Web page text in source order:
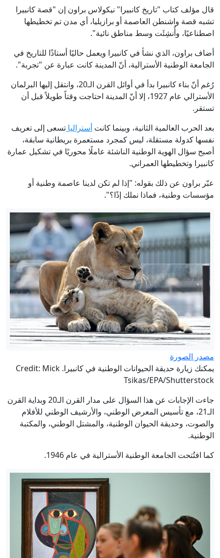
قال مؤلف كتاب "تاريخ كانبيرا" نيكولاس براون إن "قصة كانبيرا
تشبه قصة واشنطن العاصمة أو برازيليا، أي مدن تم تخطيطها
اصطناعيًا، وأُنشِئَت وسط مناطق نائية".
أضاف براون، الذي نشأ في كانبيرا ويعمل حاليًا أستاذًا للتاريخ في
الجامعة الوطنية الأسترالية، أنّ المدينة كانت عبارة عن "تجربة".
رُغم أنّ بناء كانبيرا بدأ في أوائل القرن الـ20، وانتقل إليها البرلمان
الأسترالي عام 1927، إلا أنّ المدينة احتاجت وقتاً طويلاً قبل أن
تستقر.
بعد الحرب العالمية الثانية، وبينما كانت أستراليا تسعى إلى تعريف
نفسها كدولة مستقلة، ليس كمجرد مستعمرة بريطانية سابقة،
أصبح سؤال الهوية الوطنية الناشئة عاملًا محوريًا في تشكيل عمارة
كانبيرا وتخطيطها العمراني.
عبّر براون عن ذلك بقوله: "إذا لم تكن لدينا عاصمة وطنية أو
مؤسسات وطنية، فماذا نملك إذًا؟".
مصدر الصورة
يمكنك زيارة حديقة الحيوانات الوطنية في كانبيرا. Credit: Mick
Tsikas/EPA/Shutterstock
جاءت الإجابات عن هذا السؤال على مدار القرن الـ20 وبداية القرن
الـ21، مع تأسيس المعرض الوطني، والأرشيف الوطني للأفلام
والصوت، وحديقة الحيوان الوطنية، والمشتل الوطني، والمكتبة
الوطنية.
كما افتُتحت الجامعة الوطنية الأسترالية في عام 1946.